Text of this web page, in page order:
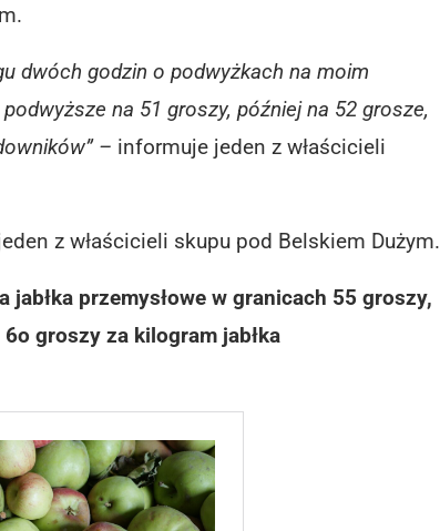
dwóch godzin o podwyżkach na moim
na 51 groszy, później na 52 grosze,
– informuje jeden z właścicieli
z właścicieli skupu pod Belskiem Dużym.
przemysłowe w granicach 55 groszy,
groszy za kilogram jabłka